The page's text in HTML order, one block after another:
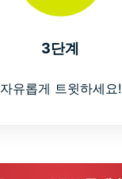
3단계
자유롭게 트윗하세요!